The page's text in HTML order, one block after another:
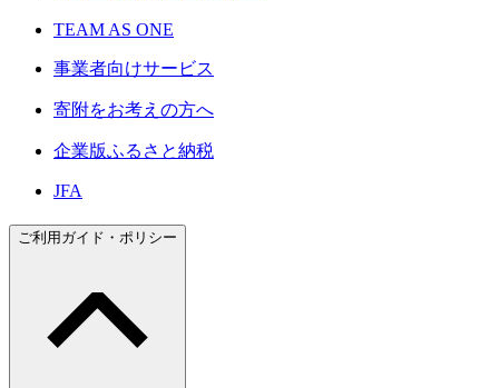
TEAM AS ONE
事業者向けサービス
寄附をお考えの方へ
企業版ふるさと納税
JFA
ご利用ガイド・ポリシー